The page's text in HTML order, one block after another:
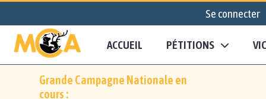
Se connecter
ACCUEIL PÉTITIONS
Grande Campagne Nationale en
cours :